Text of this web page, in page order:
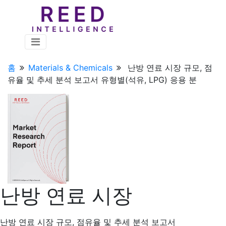
홈 Materials & Chemicals
난방 연료 시장 규모, 점
유율 및 추세 분석 보고서 유형별(석유, LPG) 응용 분
난방 연료 시장
난방 연료 시장 규모, 점유율 및 추세 분석 보고서